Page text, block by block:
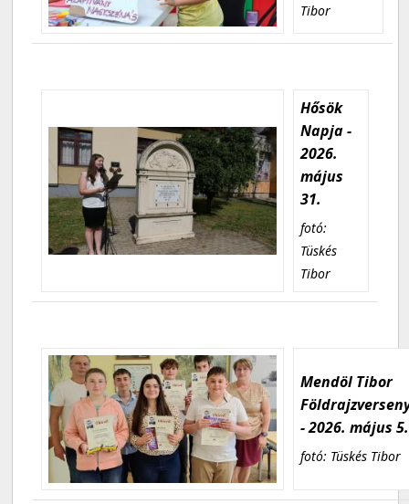
Tibor
Hősök
Napja -
2026.
május
31.
fotó:
Tüskés
Tibor
Mendöl Tibor
- 2026. május 5.
fotó: Tüskés Tibor